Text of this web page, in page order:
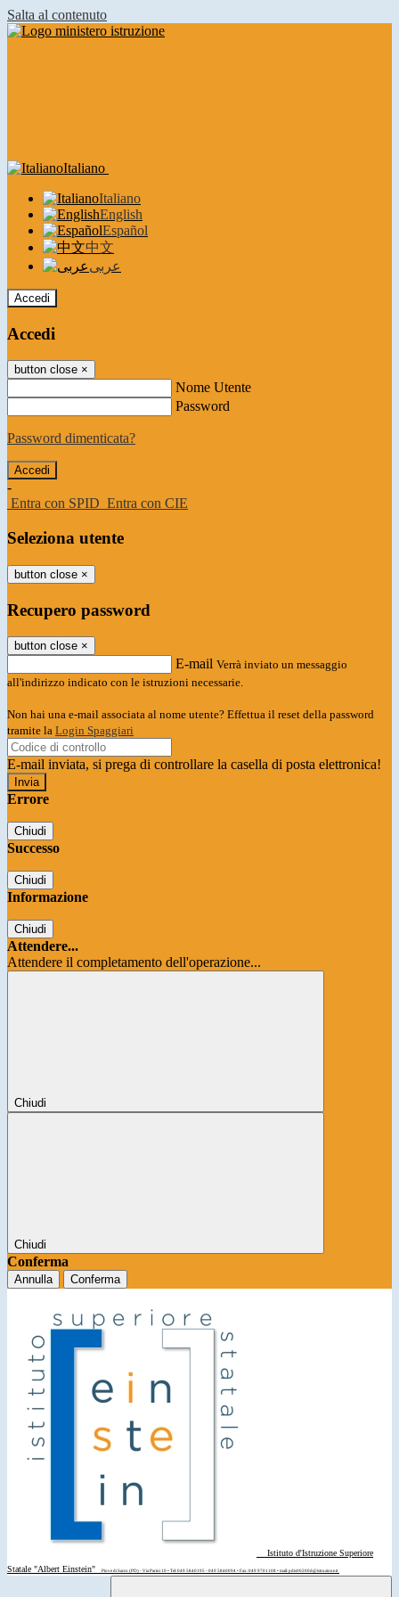
Salta al contenuto
Italiano
Italiano
English
Español
中文
عربى
Accedi
Accedi
button close ×
Nome Utente
Password
Password dimenticata?
-
Entra con SPID Entra con CIE
Seleziona utente
button close ×
Recupero password
button close ×
E-mail Verrà inviato un messaggio
all'indirizzo indicato con le istruzioni necessarie.
Non hai una e-mail associata al nome utente? Effettua il reset della password
tramite la Login Spaggiari
E-mail inviata, si prega di controllare la casella di posta elettronica!
Errore
Chiudi
Successo
Chiudi
Informazione
Chiudi
Attendere...
Attendere il completamento dell'operazione...
Chiudi
Chiudi
Conferma
Annulla Conferma
Istituto d'Istruzione Superiore
Statale "Albert Einstein"
Piove di Sacco (PD) - Via Parini 10 • Tel: 049 5840195 - 049 5840094 • Fax: 049 9701108 • mail: pdis00200d@istruzione.it